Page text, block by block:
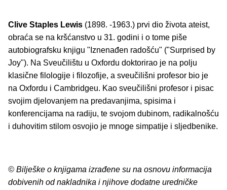
Clive Staples Lewis (1898. -1963.) prvi dio života ateist,
obraća se na kršćanstvo u 31. godini i o tome piše
autobiografsku knjigu "Iznenađen radošću" ("Surprised by
Joy"). Na Sveučilištu u Oxfordu doktorirao je na polju
klasične filologije i filozofije, a sveučilišni profesor bio je
na Oxfordu i Cambridgeu. Kao sveučilišni profesor i pisac
svojim djelovanjem na predavanjima, spisima i
konferencijama na radiju, te svojom dubinom, radikalnošću
i duhovitim stilom osvojio je mnoge simpatije i sljedbenike.
© Bilješke o knjigama izrađene su na osnovu informacija
dobivenih od nakladnika i njihove dodatne uredničke